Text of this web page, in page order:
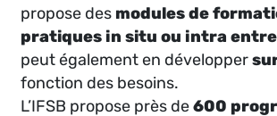
propose des modules de
pratiques in situ ou intra
peut également en développer
fonction des besoins.
L’IFSB propose près de 600